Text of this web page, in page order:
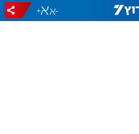
-
+